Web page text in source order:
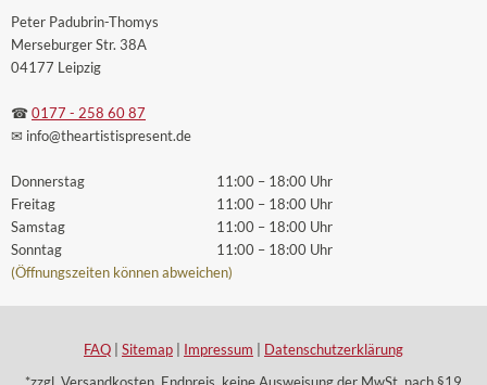
Peter Padubrin-Thomys
Merseburger Str. 38A
04177 Leipzig
☎ 0177 - 258 60 87
✉ info@theartistispresent.de
Donnerstag
Freitag
Samstag
Sonntag
11:00 – 18:00 Uhr
11:00 – 18:00 Uhr
11:00 – 18:00 Uhr
11:00 – 18:00 Uhr
(Öffnungszeiten können abweichen)
FAQ Sitemap Impressum
Datenschutzerklärung